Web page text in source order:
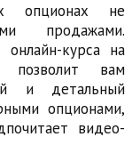
опционах не
продажами.
онлайн-курса на
позволит вам
и детальный
опционами,
видео-